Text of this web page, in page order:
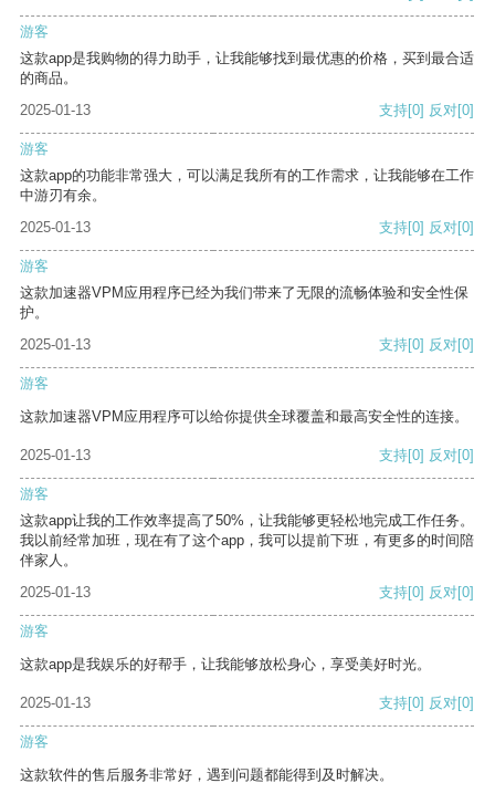
游客
这款app是我购物的得力助手，让我能够找到最优惠的价格，买到最合适
的商品。
2025-01-13
支持[0] 反对[0]
游客
这款app的功能非常强大，可以满足我所有的工作需求，让我能够在工作
中游刃有余。
2025-01-13
支持[0] 反对[0]
游客
这款加速器VPM应用程序已经为我们带来了无限的流畅体验和安全性保
护。
2025-01-13
支持[0] 反对[0]
游客
这款加速器VPM应用程序可以给你提供全球覆盖和最高安全性的连接。
2025-01-13 支持[0] 反对[0]
游客
这款app让我的工作效率提高了50%，让我能够更轻松地完成工作任务。
我以前经常加班，现在有了这个app，我可以提前下班，有更多的时间陪
伴家人。
2025-01-13
支持[0] 反对[0]
游客
这款app是我娱乐的好帮手，让我能够放松身心，享受美好时光。
2025-01-13 支持[0] 反对[0]
游客
这款软件的售后服务非常好，遇到问题都能得到及时解决。